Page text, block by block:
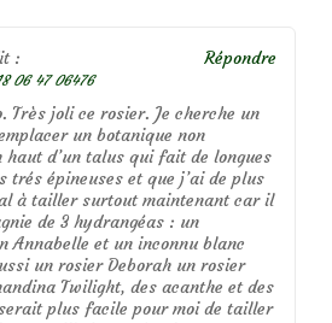
:
06 47 06476
Très joli ce rosier. Je cherche un
un botanique non
haut d’un talus qui fait de longues
trés épineuses et que j’ai de plus
à tailler surtout maintenant car il
de 3 hydrangéas : un
Annabelle et un inconnu blanc
un rosier Deborah un rosier
Twilight, des acanthe et des
plus facile pour moi de tailler
Répondre